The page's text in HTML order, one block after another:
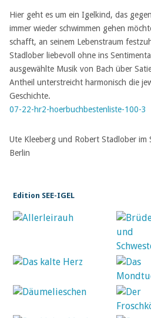
Hier geht es um ein Igelkind, das
immer wieder schwimmen gehen
schafft, an seinem Lebenstraum
Stadlober liebevoll ohne ins
ausgewählte Musik von Bach über
Antheil unterstreicht harmonisch die
Geschichte.
07-22-hr2-hoerbuchbestenliste-100-3
Ute Kleeberg und Robert Stadlober im
Berlin
Edition SEE-IGEL